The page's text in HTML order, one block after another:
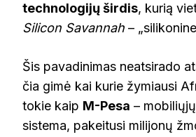
technologijų širdis, kurią
Silicon Savannah –
Šis pavadinimas neatsirado
čia gimė kai kurie žymiausi
tokie kaip M-Pesa –
sistema, pakeitusi milijonų